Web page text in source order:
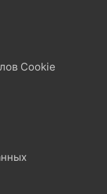
Cookie